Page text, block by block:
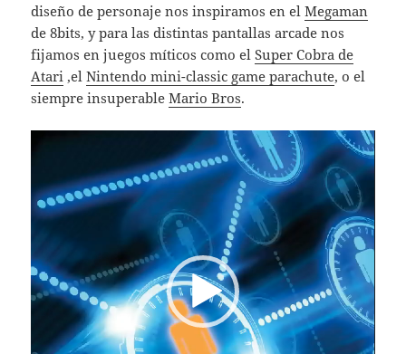
diseño de personaje nos inspiramos en elMegaman
de 8bits, y para las distintas pantallas arcade nos
fijamos en juegos míticos como elSuper Cobra de
Atari ,elNintendo mini-classic game parachute, o el
siempre insuperableMario Bros.
Reproductor
vídeo